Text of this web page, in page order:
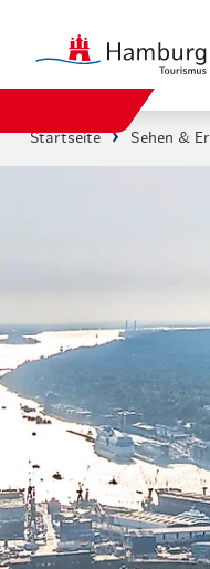
Startseite Sehen &